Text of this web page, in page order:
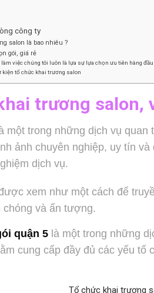
công ty
salon là bao nhiêu ?
gói, giá rẻ
việc chúng tôi luôn là lựa sự lựa chọn ưu tiên hàng
kiện tổ chức khai trương salon
trương salon,
một trong những dịch vụ
ảnh chuyên nghiệp, uy tín
dịch vụ.
xem như một cách để
chóng và ấn tượng.
quận 5 là một trong những
cung cấp đầy đủ các yếu